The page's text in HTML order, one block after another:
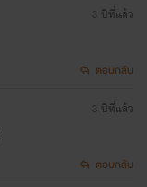
3 ปีที่แล้ว
ตอบกลับ
3 ปีที่แล้ว
ตอบกลับ